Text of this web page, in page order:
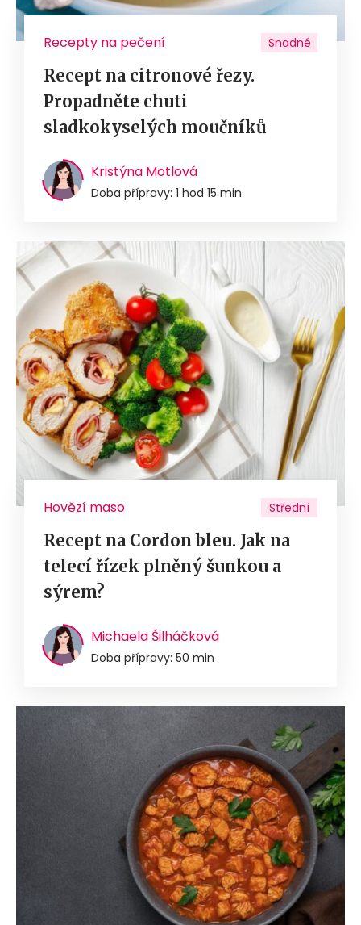
Recepty na pečení Snadné
Recept na citronové řezy.
Propadněte chuti
sladkokyselých moučníků
Kristýna Motlová
Doba přípravy: 1 hod 15 min
Hovězí maso Střední
Recept na Cordon bleu. Jak na
telecí řízek plněný šunkou a
sýrem?
Michaela Šilháčková
Doba přípravy: 50 min